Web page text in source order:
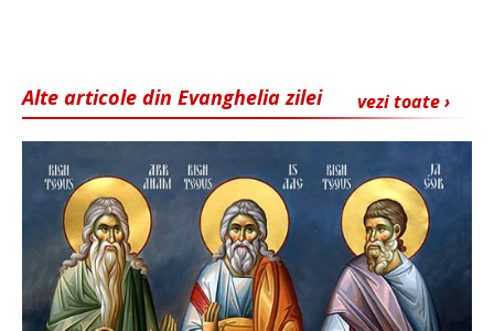
vezi toate ›
Alte articole din Evanghelia zilei